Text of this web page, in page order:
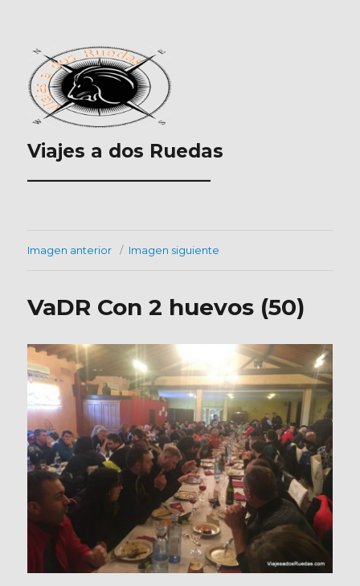
Viajes a dos Ruedas
___________________
Imagen anterior Imagen siguiente
VaDR Con 2 huevos (50)